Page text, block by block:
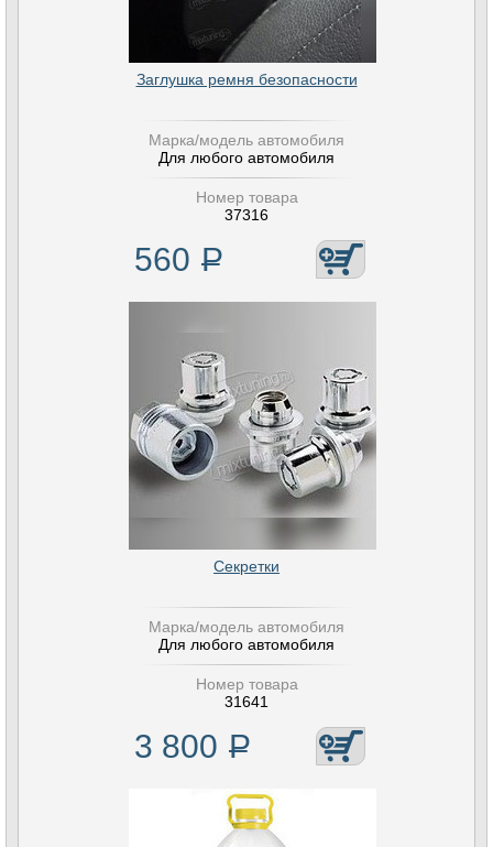
Заглушка ремня безопасности
Марка/модель автомобиля
Для любого автомобиля
Номер товара
37316
560 Р
Секретки
Марка/модель автомобиля
Для любого автомобиля
Номер товара
31641
3 800 Р